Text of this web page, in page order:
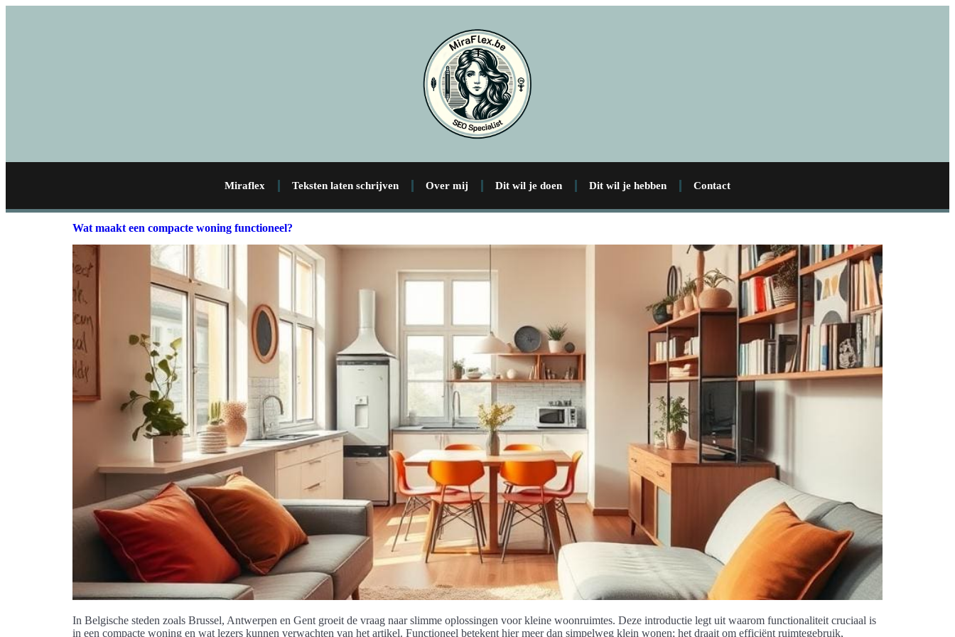
Miraflex Teksten laten schrijven Over mij Dit wil je doen Dit wil je hebben Contact
Wat maakt een compacte woning functioneel?
In Belgische steden zoals Brussel, Antwerpen en Gent groeit de vraag naar slimme oplossingen voor kleine woonruimtes. Deze introductie legt uit waarom functionaliteit cruciaal is
in een compacte woning en wat lezers kunnen verwachten van het artikel. Functioneel betekent hier meer dan simpelweg klein wonen; het draait om efficiënt ruimtegebruik,